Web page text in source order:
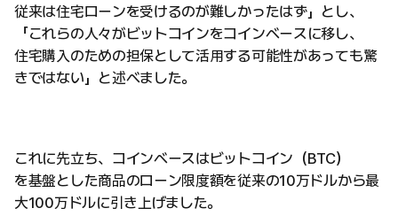
従来は住宅ローンを受けるのが難しかったはず」とし、
「これらの人々がビットコインをコインベースに移し、
住宅購入のための担保として活用する可能性があっても驚
きではない」と述べました。
これに先立ち、コインベースはビットコイン（BTC）
を基盤とした商品のローン限度額を従来の10万ドルから最
大100万ドルに引き上げました。